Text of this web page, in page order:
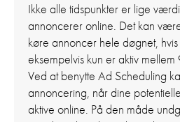
Ikke alle tidspunkter er lige
annoncerer online. Det kan
køre annoncer hele døgnet,
eksempelvis kun er aktiv
Ved at benytte Ad Scheduling
annoncering, når dine
aktive online. På den måde